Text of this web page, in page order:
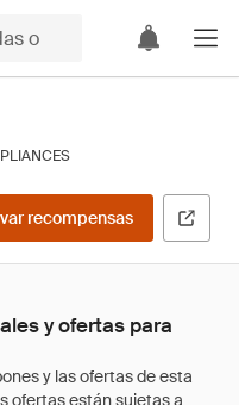
recompensas
y ofertas para